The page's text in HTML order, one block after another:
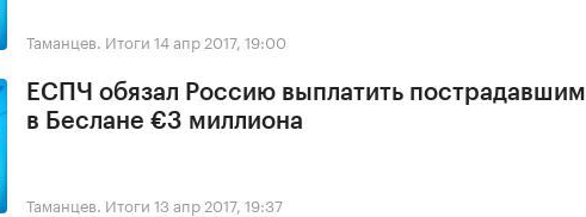
Таманцев. Итоги 14 апр 2017, 19:00
ЕСПЧ обязал Россию выплатить пострадавшим
в Беслане €3 миллиона
Таманцев. Итоги 13 апр 2017, 19:37